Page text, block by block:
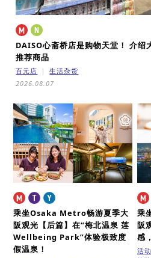
DAISO心斋桥店是购物天堂！介绍
推荐商品
百元店
生活杂货
2026.08.07
乘坐Osaka Metro畅游夏季大
阪观光【后篇】在“梅北温泉 莲
Wellbeing Park”体验极致度
假温泉！
乘
阪
感
活动